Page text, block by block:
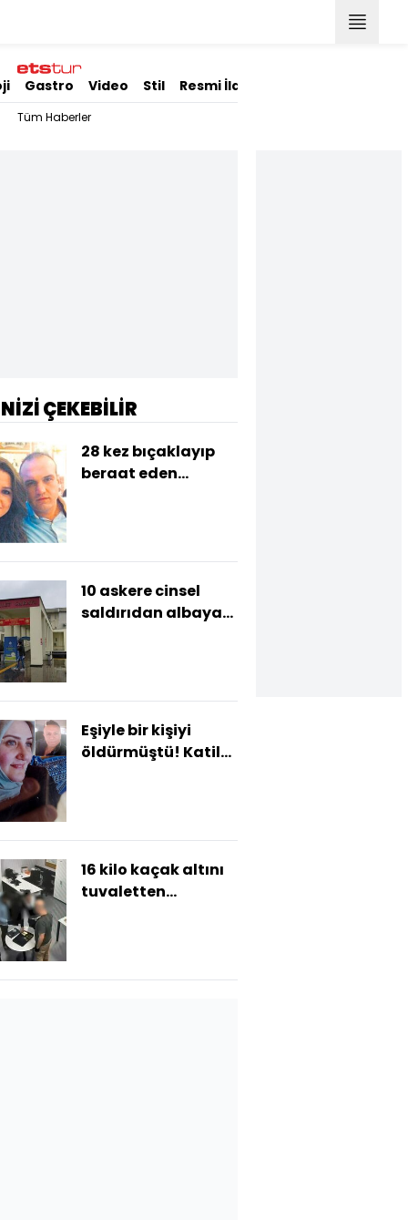
Gastro Video Stil Resmi İlanlar
Tüm Haberler
ÇEKEBİLİR
28 kez bıçaklayıp
beraat eden
10 askere cinsel
saldırıdan albaya
Eşiyle bir kişiyi
öldürmüştü! Katil
16 kilo kaçak altını
tuvaletten